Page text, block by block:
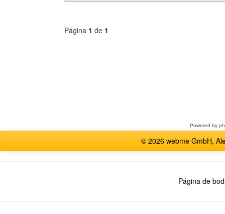
Página 1 de 1
Powered by
© 2026 webme GmbH,
Página de